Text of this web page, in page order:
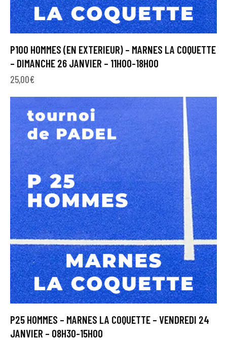
P100 HOMMES (EN EXTERIEUR) – MARNES LA COQUETTE
– DIMANCHE 26 JANVIER – 11H00-18H00
25,00€
P25 HOMMES – MARNES LA COQUETTE – VENDREDI 24
JANVIER – 08H30-15H00